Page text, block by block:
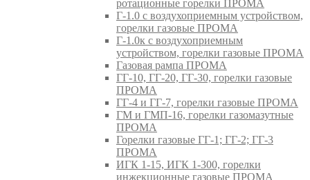
ротационные горелки ПРОМА
Г-1.0 с воздухоприемным устройством,
горелки газовые ПРОМА
Г-1.0к с воздухоприемным
устройством, горелки газовые ПРОМА
Газовая рампа ПРОМА
ГГ-10, ГГ-20, ГГ-30, горелки газовые
ПРОМА
ГГ-4 и ГГ-7, горелки газовые ПРОМА
ГМ и ГМП-16, горелки газомазутные
ПРОМА
Горелки газовые ГГ-1; ГГ-2; ГГ-3
ПРОМА
ИГК 1-15, ИГК 1-300, горелки
инжекционные газовые ПРОМА